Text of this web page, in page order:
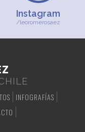
Instagram
/leoromerosaez
INFOGRAFÍAS